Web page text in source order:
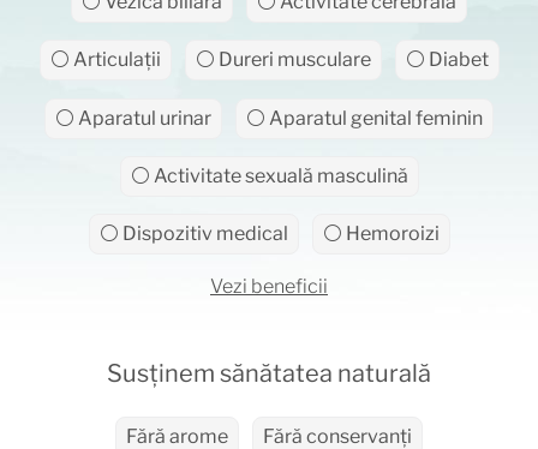
⚪ Articulații ⚪ Dureri musculare ⚪ Diabet
⚪ Aparatul urinar ⚪ Aparatul genital feminin
⚪ Activitate sexuală masculină
⚪ Dispozitiv medical ⚪ Hemoroizi
Vezi beneficii
Susținem sănătatea naturală
Fără arome Fără conservanți